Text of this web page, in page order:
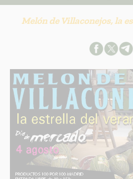
Melón de Villaconejos, la